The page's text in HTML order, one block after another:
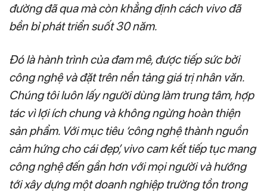
đường đã qua mà còn khẳng định cách vivo đã
bền bỉ phát triển suốt 30 năm.
Đó là hành trình của đam mê, được tiếp sức bởi
công nghệ và đặt trên nền tảng giá trị nhân văn.
Chúng tôi luôn lấy người dùng làm trung tâm, hợp
tác vì lợi ích chung và không ngừng hoàn thiện
sản phẩm. Với mục tiêu ‘công nghệ thành nguồn
cảm hứng cho cái đẹp’, vivo cam kết tiếp tục mang
công nghệ đến gần hơn với mọi người và hướng
tới xây dựng một doanh nghiệp trường tồn trong